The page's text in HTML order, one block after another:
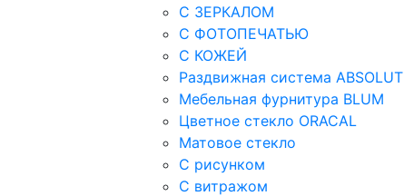
С ЗЕРКАЛОМ
С ФОТОПЕЧАТЬЮ
С КОЖЕЙ
Раздвижная система ABSOLUT
Мебельная фурнитура BLUM
Цветное стекло ORACAL
Матовое стекло
C рисунком
C витражом